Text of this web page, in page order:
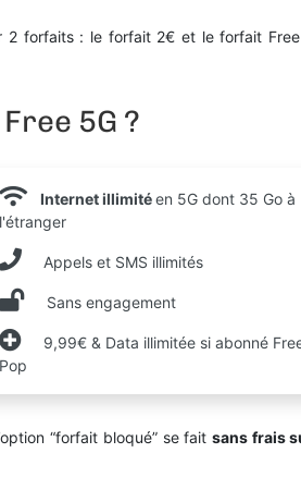
forfaits : le forfait 2€ et le forfait
5G ?
Internet illimitéen 5G dont 35 Go à
l'étranger
Appels et SMS illimités
Sans engagement
9,99€ & Data illimitée si abonné
Pop
“forfait bloqué” se fait sans frais